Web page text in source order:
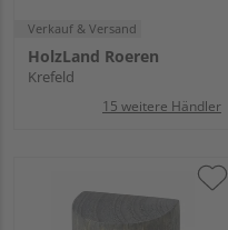
Verkauf & Versand
HolzLand Roeren
Krefeld
15 weitere Händler